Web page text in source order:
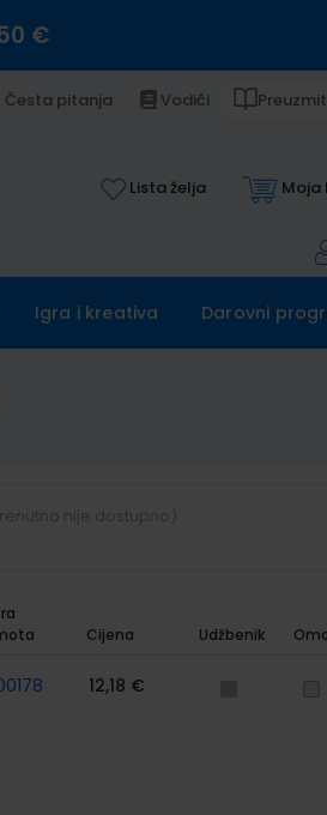
€
Česta pitanja Vodiči
Lista želja Moja
Igra i kreativa Darovni
Cijena Udžbenik
12,18 €